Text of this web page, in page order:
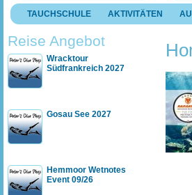
TAUCHSCHULE AKTIVITÄTEN
Reise Angebot
Wracktour
Südfrankreich 2027
Gosau See 2027
Hemmoor Wetnotes
Event 09/26